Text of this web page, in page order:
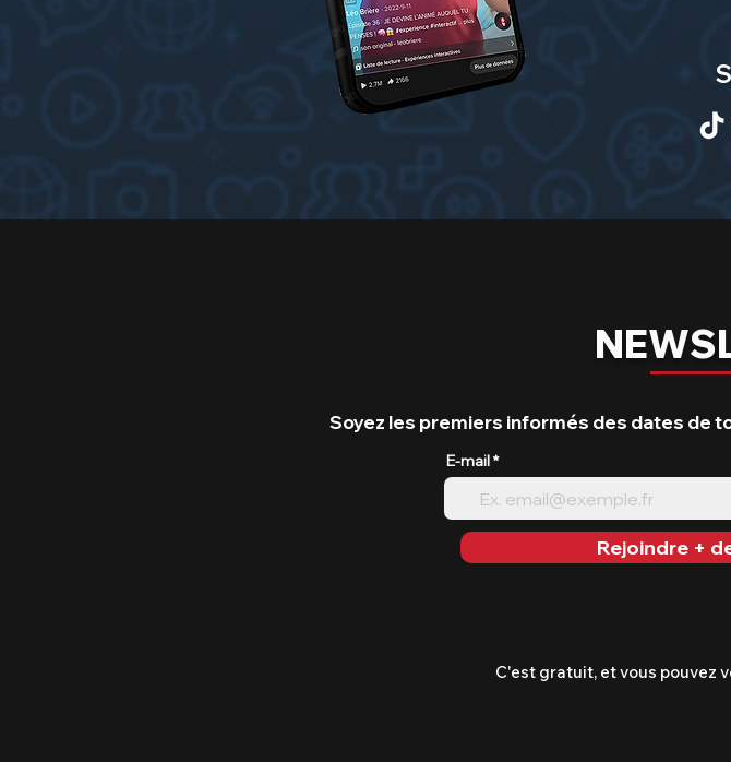
Soyez les premiers informés des dates de
E-mail
Rejoindre +
C'est gratuit, et vous pouvez